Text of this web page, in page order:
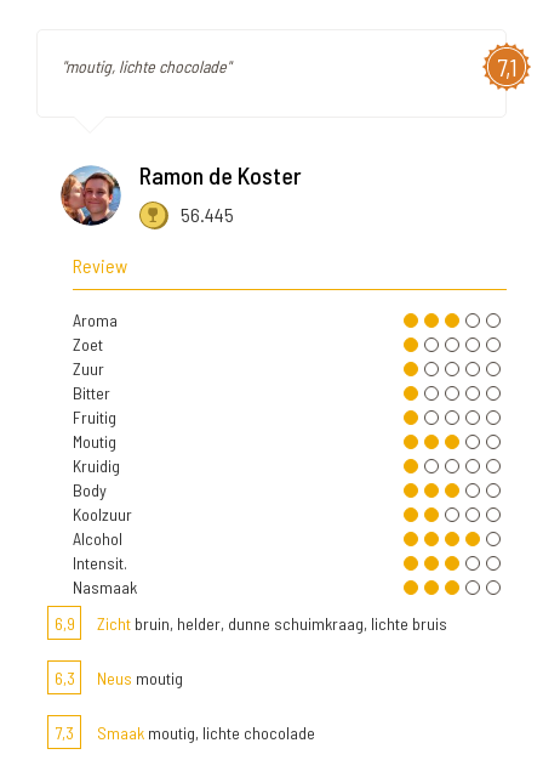
7,1
"moutig, lichte chocolade"
Ramon de Koster
56.445
Review
Aroma
Zoet
Zuur
Bitter
Fruitig
Moutig
Kruidig
Body
Koolzuur
Alcohol
Intensit.
Nasmaak
6,9
Zicht bruin, helder, dunne schuimkraag, lichte bruis
6,3 Neus moutig
7,3 Smaak moutig, lichte chocolade